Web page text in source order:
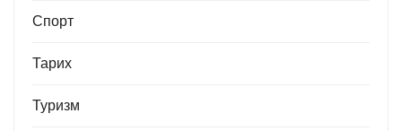
Спорт
Тарих
Туризм